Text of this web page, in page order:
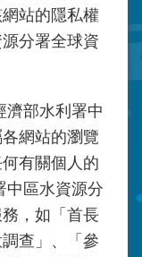
站的隱私權
分署全球資
濟部水利署中
網站的瀏覽
有關個人的
中區水資源分
，如「首長
查」、「參